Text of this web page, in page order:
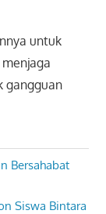
untuk
gangguan
Bersahabat
Siswa Bintara